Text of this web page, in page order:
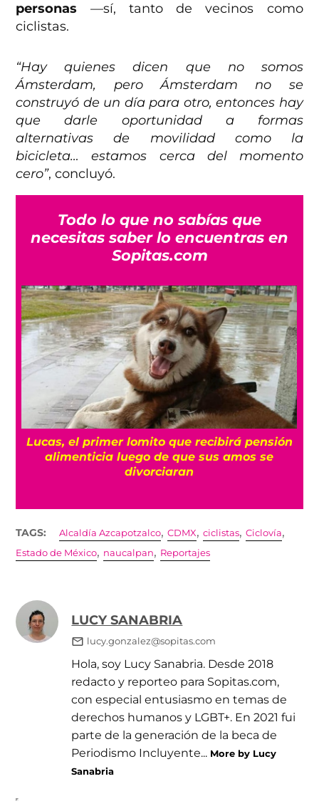
personas —sí, tanto de vecinos como
ciclistas.
“Hay quienes dicen que no somos
Ámsterdam, pero Ámsterdam no se
construyó de un día para otro, entonces hay
que darle oportunidad a formas
alternativas de movilidad como la
bicicleta… estamos cerca del momento
cero”, concluyó.
Todo lo que no sabías que
necesitas saber lo encuentras en
Sopitas.com
¿Diarrea intensa y malestar? Así puedes
identificar la ciclosporiasis y qué hacer si la
sospechas
TAGS: Alcaldía Azcapotzalco,CDMX,ciclistas,Ciclovía,
Estado de México, naucalpan, Reportajes
LUCY SANABRIA
lucy.gonzalez@sopitas.com
Hola, soy Lucy Sanabria. Desde 2018
redacto y reporteo para Sopitas.com,
con especial entusiasmo en temas de
derechos humanos y LGBT+. En 2021 fui
parte de la generación de la beca de
Periodismo Incluyente... More by Lucy
Sanabria